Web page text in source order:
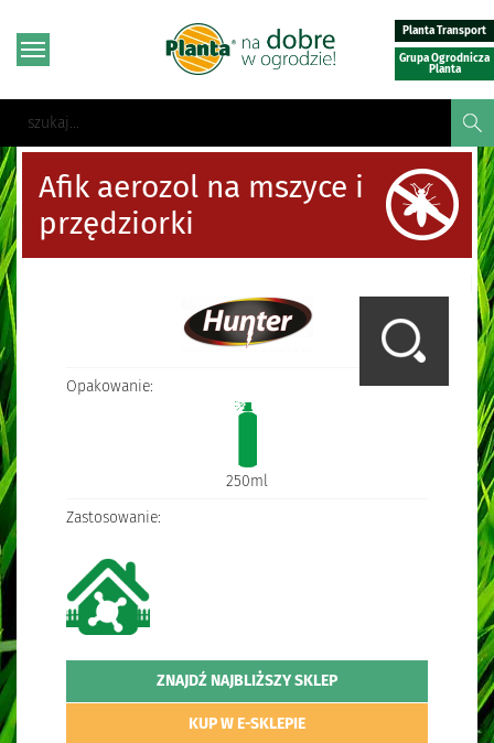
Planta Transport
Grupa Ogrodnicza
Planta
Afik aerozol na mszyce i
przędziorki
Opakowanie:
250ml
Zastosowanie:
ZNAJDŹ NAJBLIŻSZY SKLEP
KUP W E-SKLEPIE